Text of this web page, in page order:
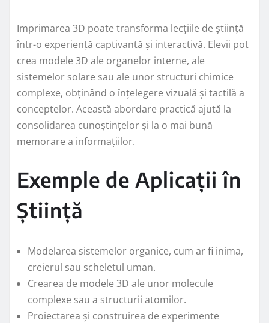
Imprimarea 3D poate transforma lecțiile de știință
într-o experiență captivantă și interactivă. Elevii pot
crea modele 3D ale organelor interne, ale
sistemelor solare sau ale unor structuri chimice
complexe, obținând o înțelegere vizuală și tactilă a
conceptelor. Această abordare practică ajută la
consolidarea cunoștințelor și la o mai bună
memorare a informațiilor.
Exemple de Aplicații în
Știință
Modelarea sistemelor organice, cum ar fi inima,
creierul sau scheletul uman.
Crearea de modele 3D ale unor molecule
complexe sau a structurii atomilor.
Proiectarea și construirea de experimente